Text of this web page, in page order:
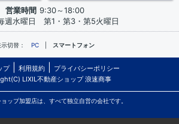
営業時間 9:30～18:00
週水曜日 第1・第3・第5火曜日
切替： PC スマートフォン
プ 利用規約
プライバシーポリシー
LIXIL不動産ショップ 浪速商事
ップ加盟店は、すべて独立自営の会社です。